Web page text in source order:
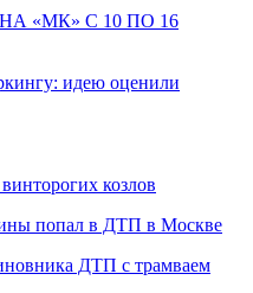
«МК» С 10 ПО 16
идею оценили
козлов
попал в ДТП в Москве
ДТП с трамваем